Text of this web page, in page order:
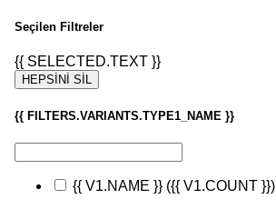
Seçilen Filtreler
{{ SELECTED.TEXT }}
HEPSİNİ SİL
{{ FILTERS.VARIANTS.TYPE1_NAME }}
{{ V1.NAME }} ({{ V1.COUNT }})